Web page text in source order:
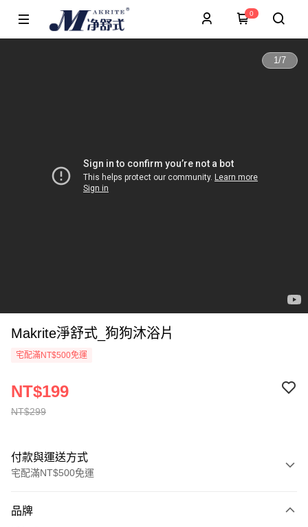
0
1/7
Makrite淨舒式_狗狗沐浴片
宅配滿NT$500免運
NT$299
NT$199
付款與運送方式
宅配滿NT$500免運
信用卡一次付款
品牌